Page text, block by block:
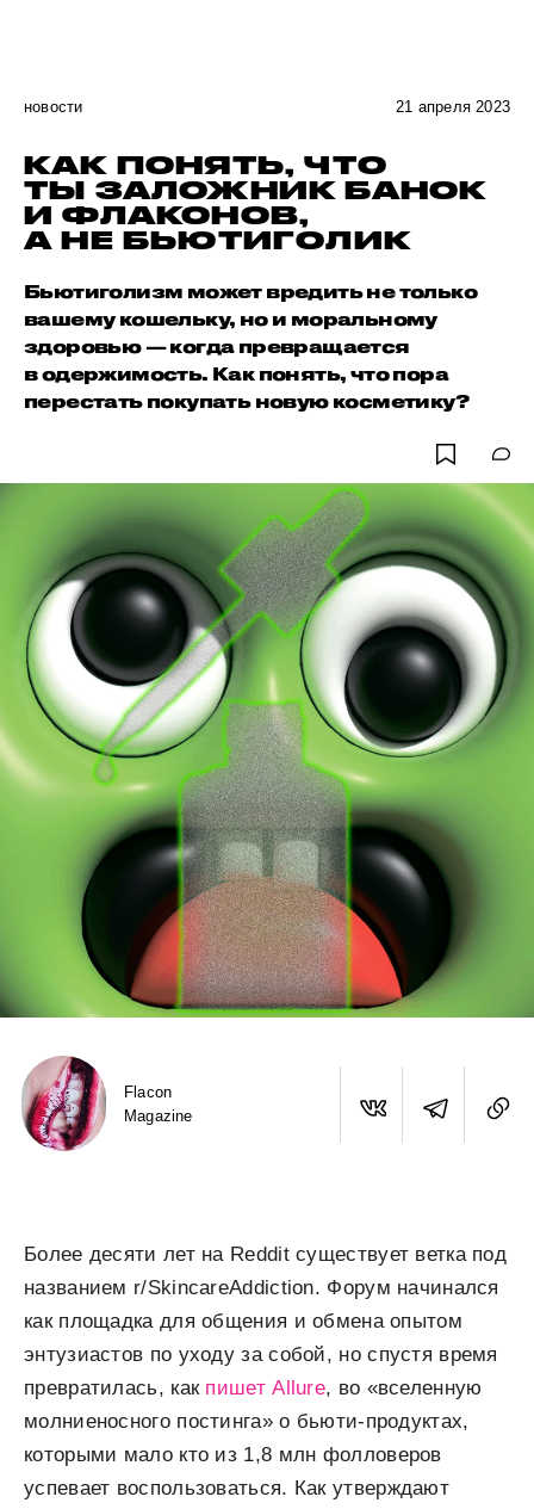
новости 21 апреля 2023
КАК ПОНЯТЬ, ЧТО
ТЫ ЗАЛОЖНИК БАНОК
И ФЛАКОНОВ,
А НЕ БЬЮТИГОЛИК
Бьютиголизм может вредить не только
вашему кошельку, но и моральному
здоровью — когда превращается
в одержимость. Как понять, что пора
перестать покупать новую косметику?
Flacon
Magazine
Более десяти лет на Reddit существует ветка под
названием r/SkincareAddiction. Форум начинался
как площадка для общения и обмена опытом
энтузиастов по уходу за собой, но спустя время
превратилась, как пишет Allure, во «вселенную
молниеносного постинга» о бьюти-продуктах,
которыми мало кто из 1,8 млн фолловеров
успевает воспользоваться. Как утверждают